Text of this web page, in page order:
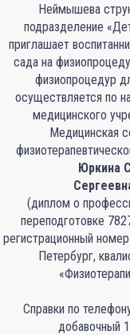
Неймышева
подразделение
приглашает
сада на
физиопроцедур
осуществляется по
медицинского
Медицинская
Юркина
(диплом о
переподготовке
регистрационный
Петербург,
Справки по
добавочный